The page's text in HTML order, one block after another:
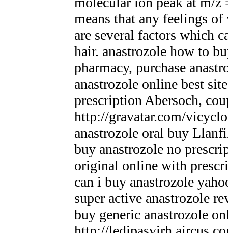
means that any feelings
are several factors which
hair. anastrozole how to
pharmacy, purchase
anastrozole online best
prescription Abersoch,
http://gravatar.com/
anastrozole oral buy
buy anastrozole no
original online with
can i buy anastrozole
super active anastrozole
buy generic anastrozole